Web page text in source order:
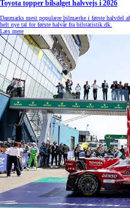
Toyota topper bilsalget halvvejs i 2026
Danmarks mest populære bilmærke i første halvdel
helt nye tal for første halvår fra bilstatistik.dk.
Læs mere